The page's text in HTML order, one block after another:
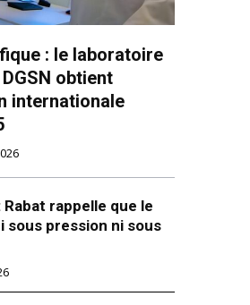
: le laboratoire
obtient
internationale
rappelle que le
sous pression ni sous